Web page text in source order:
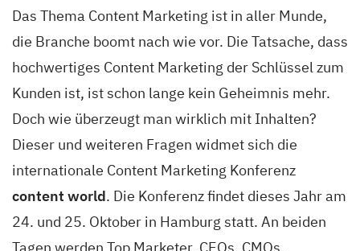
Das Thema Content Marketing ist in aller Munde,
die Branche boomt nach wie vor. Die Tatsache, dass
hochwertiges Content Marketing der Schlüssel zum
Kunden ist, ist schon lange kein Geheimnis mehr.
Doch wie überzeugt man wirklich mit Inhalten?
Dieser und weiteren Fragen widmet sich die
internationale Content Marketing Konferenz
content world. Die Konferenz findet dieses Jahr am
24. und 25. Oktober in Hamburg statt. An beiden